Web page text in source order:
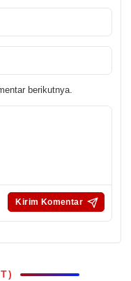
berikutnya.